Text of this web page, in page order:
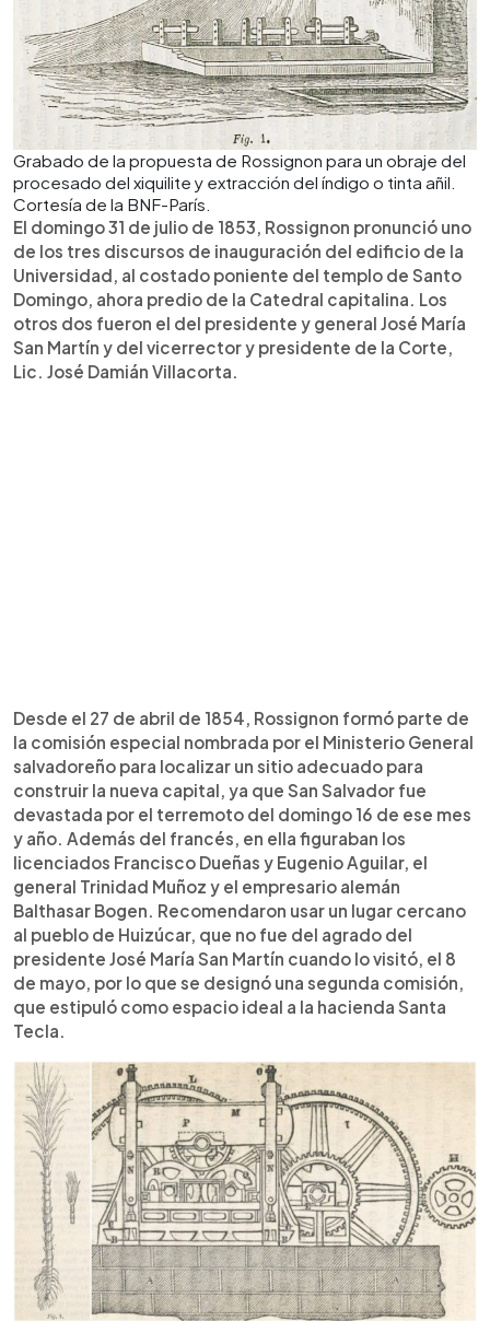
Grabado de la propuesta de Rossignon para un obraje del
procesado del xiquilite y extracción del índigo o tinta añil.
Cortesía de la BNF-París.
El domingo 31 de julio de 1853, Rossignon pronunció uno
de los tres discursos de inauguración del edificio de la
Universidad, al costado poniente del templo de Santo
Domingo, ahora predio de la Catedral capitalina. Los
otros dos fueron el del presidente y general José María
San Martín y del vicerrector y presidente de la Corte,
Lic. José Damián Villacorta.
Desde el 27 de abril de 1854, Rossignon formó parte de
la comisión especial nombrada por el Ministerio General
salvadoreño para localizar un sitio adecuado para
construir la nueva capital, ya que San Salvador fue
devastada por el terremoto del domingo 16 de ese mes
y año. Además del francés, en ella figuraban los
licenciados Francisco Dueñas y Eugenio Aguilar, el
general Trinidad Muñoz y el empresario alemán
Balthasar Bogen. Recomendaron usar un lugar cercano
al pueblo de Huizúcar, que no fue del agrado del
presidente José María San Martín cuando lo visitó, el 8
de mayo, por lo que se designó una segunda comisión,
que estipuló como espacio ideal a la hacienda Santa
Tecla.